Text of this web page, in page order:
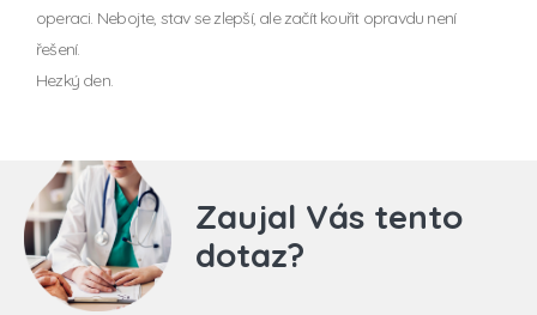
operaci. Nebojte, stav se zlepší, ale začít kouřit opravdu není
řešení.
Hezký den.
Zaujal Vás tento
dotaz?